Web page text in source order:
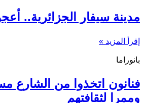
مدينة سيفار الجزائرية..
إقرأ المزيد »
بانوراما
فنانون اتخذوا من الشارع
وممرا لثقافتهم